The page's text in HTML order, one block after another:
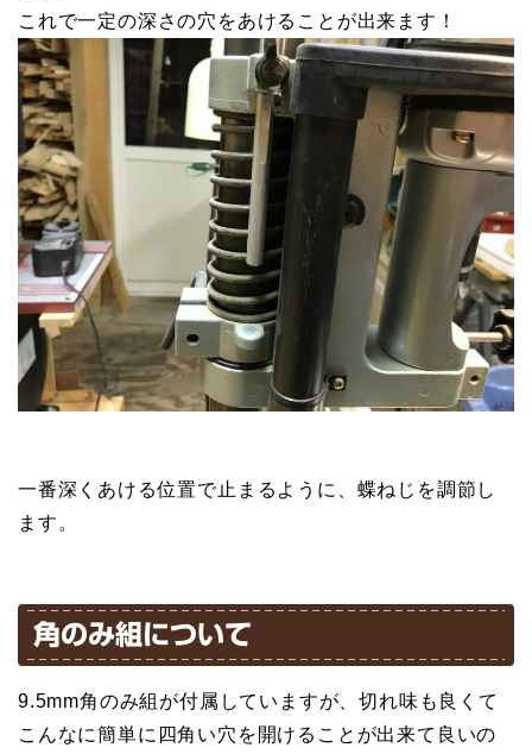
これで一定の深さの穴をあけることが出来ます！
一番深くあける位置で止まるように、蝶ねじを調節し
ます。
角のみ組について
9.5mm角のみ組が付属していますが、切れ味も良くて
こんなに簡単に四角い穴を開けることが出来て良いの